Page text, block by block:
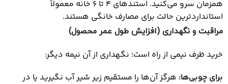
همزمان سرو می‌کنید. استندهای ۴ تا ۶ خانه معمولاً
استانداردترین حالت برای مصارف خانگی هستند.
مراقبت و نگهداری (افزایش طول عمر محصول)
خرید ظرف نیمی از راه است؛ نگهداری از آن نیمه دیگر:
برای چوبی‌ها: هرگز آن‌ها را مستقیم زیر شیر آب نگیرید یا در